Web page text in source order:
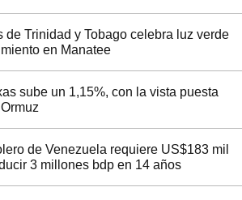
de Trinidad y Tobago celebra luz verde
en Manatee
sube un 1,15%, con la vista puesta
de Venezuela requiere US$183 mil
3 millones bdp en 14 años